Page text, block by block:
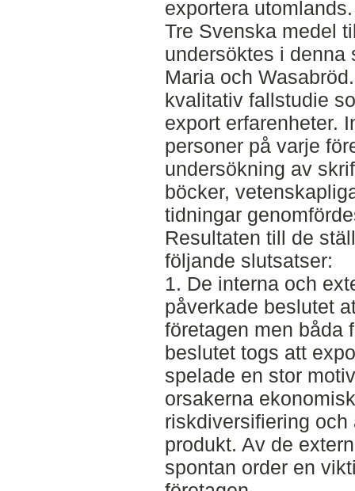
exportera utomlands.
Tre Svenska medel
undersöktes i denna
Maria och
kvalitativ fallstudie
export erfarenheter.
personer på varje
undersökning av
böcker,
tidningar
Resultaten till de
följande slutsatser:
1. De interna och
påverkade beslutet
företagen men båda
beslutet togs att
spelade en stor
orsakerna
riskdiversifiering
produkt. Av de
spontan order en